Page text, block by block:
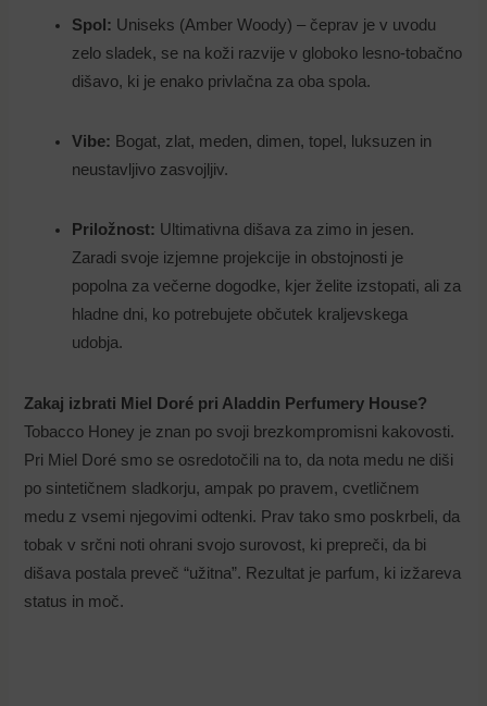
Spol: Uniseks (Amber Woody) – čeprav je v uvodu
zelo sladek, se na koži razvije v globoko lesno-tobačno
dišavo, ki je enako privlačna za oba spola.
Vibe: Bogat, zlat, meden, dimen, topel, luksuzen in
neustavljivo zasvojljiv.
Priložnost: Ultimativna dišava za zimo in jesen.
Zaradi svoje izjemne projekcije in obstojnosti je
popolna za večerne dogodke, kjer želite izstopati, ali za
hladne dni, ko potrebujete občutek kraljevskega
udobja.
Zakaj izbrati Miel Doré pri Aladdin Perfumery House?
Tobacco Honey je znan po svoji brezkompromisni kakovosti.
Pri Miel Doré smo se osredotočili na to, da nota medu ne diši
po sintetičnem sladkorju, ampak po pravem, cvetličnem
medu z vsemi njegovimi odtenki. Prav tako smo poskrbeli, da
tobak v srčni noti ohrani svojo surovost, ki prepreči, da bi
dišava postala preveč “užitna”. Rezultat je parfum, ki izžareva
status in moč.